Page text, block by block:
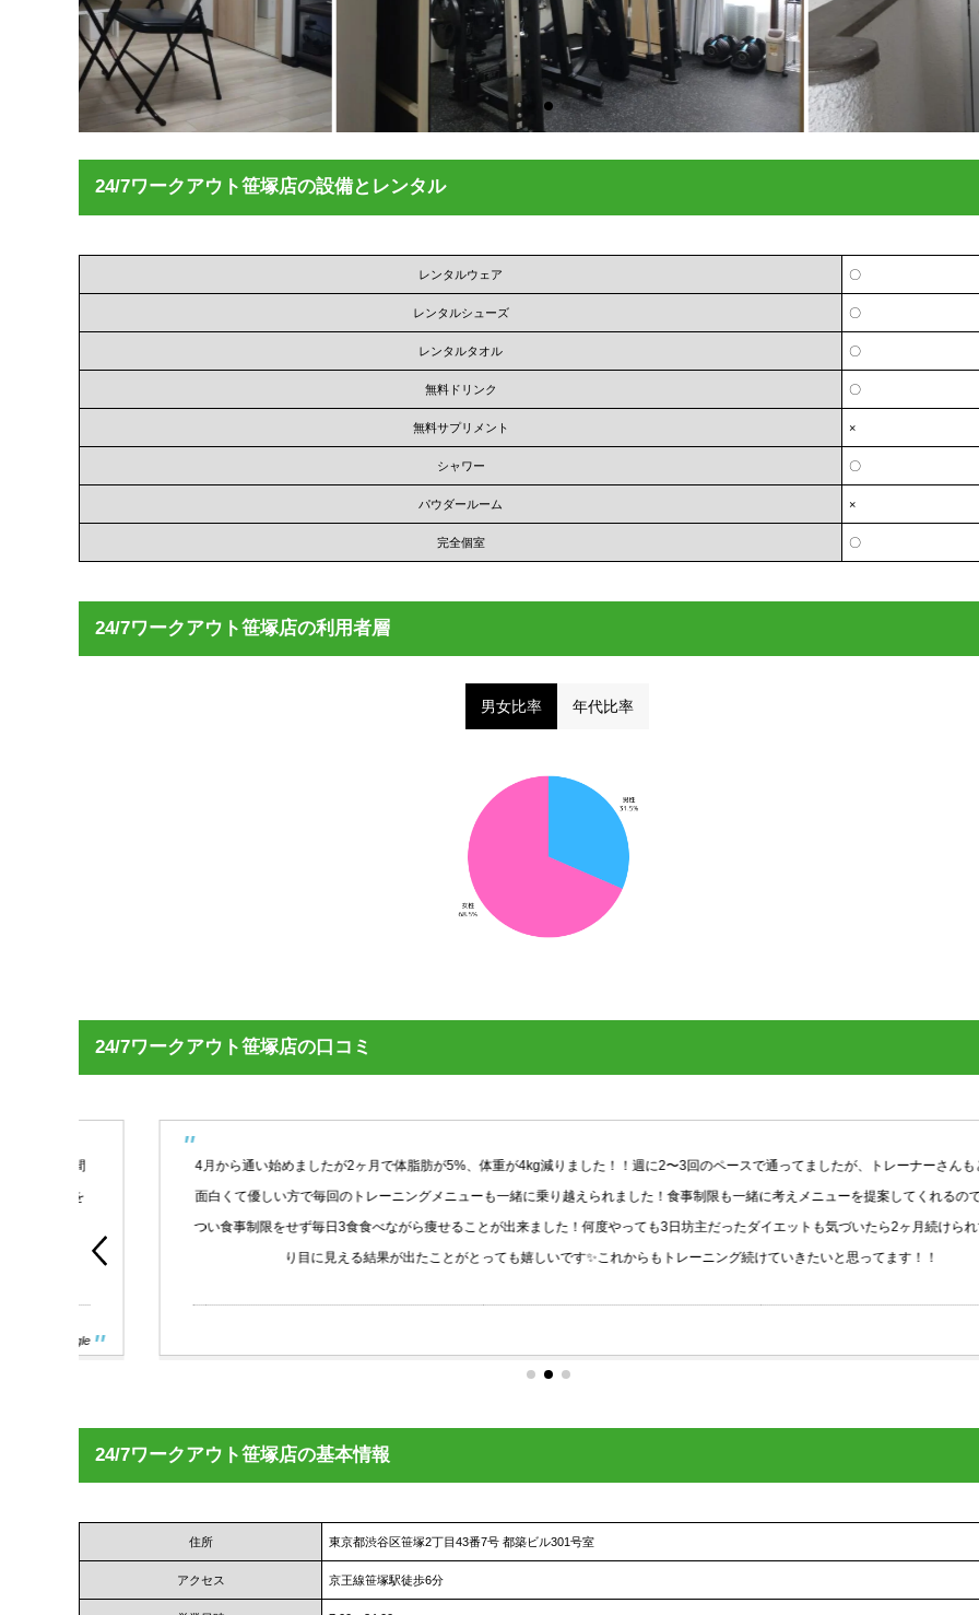
24/7ワークアウト笹塚店の設備とレンタル
レンタルウェア 〇
レンタルシューズ 〇
レンタルタオル 〇
無料ドリンク 〇
無料サプリメント ×
シャワー 〇
パウダールーム ×
完全個室 〇
24/7ワークアウト笹塚店の利用者層
男女比率 年代比率
24/7ワークアウト笹塚店の口コミ
4月から通い始めましたが2ヶ月で体脂肪が5%、体重が4kg減りました！！週に2〜3回のペースで通ってましたが、トレーナーさんもとっても
面白くて優しい方で毎回のトレーニングメニューも一緒に乗り越えられました！食事制限も一緒に考えメニューを提案してくれるので1人でき
つい食事制限をせず毎日3食食べながら痩せることが出来ました！何度やっても3日坊主だったダイエットも気づいたら2ヶ月続けられて、何よ
り目に見える結果が出たことがとっても嬉しいです✨これからもトレーニング続けていきたいと思ってます！！
24/7ワークアウト笹塚店の基本情報
住所 東京都渋谷区笹塚2丁目43番7号 都築ビル301号室
アクセス 京王線笹塚駅徒歩6分